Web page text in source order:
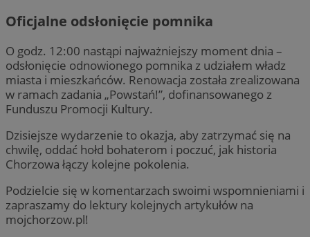
Oficjalne odsłonięcie pomnika
O godz. 12:00 nastąpi najważniejszy moment dnia –
odsłonięcie odnowionego pomnika z udziałem władz
miasta i mieszkańców. Renowacja została zrealizowana
w ramach zadania „Powstań!”, dofinansowanego z
Funduszu Promocji Kultury.
Dzisiejsze wydarzenie to okazja, aby zatrzymać się na
chwilę, oddać hołd bohaterom i poczuć, jak historia
Chorzowa łączy kolejne pokolenia.
Podzielcie się w komentarzach swoimi wspomnieniami i
zapraszamy do lektury kolejnych artykułów na
mojchorzow.pl!